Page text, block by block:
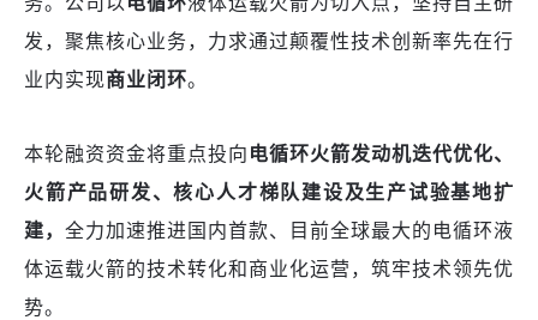
发，聚焦核心业务，力求通过颠覆性技术创新率先在行
业内实现商业闭环。
本轮融资资金将重点投向 电循环火箭发动机迭代优化、
火箭产品研发、核心人才梯队建设及生产试验基地扩
建， 全力加速推进国内首款、目前全球最大的电循环液
体运载火箭的技术转化和商业化运营，筑牢技术领先优
势。